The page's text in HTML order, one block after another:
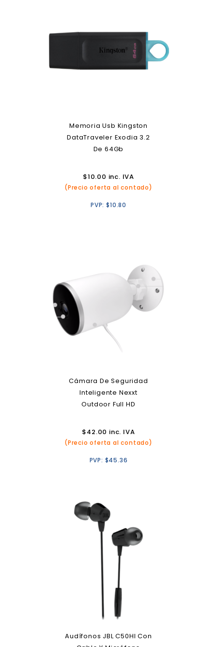
Memoria Usb Kingston
DataTraveler Exodia 3.2
De 64Gb
$10.00 inc. IVA
(Precio oferta al contado)
PVP:$10.80
Cámara De Seguridad
Inteligente Nexxt
Outdoor Full HD
$42.00 inc. IVA
(Precio oferta al contado)
PVP: $45.36
Audífonos JBL C50HI Con